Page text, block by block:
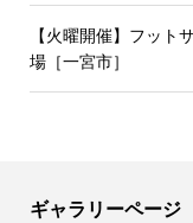
【火曜開催】フット
場［一宮市］
ギャラリーページ